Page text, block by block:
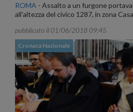
ROMA - Assalto a un furgone
all'altezza del civico 1287, in zona
pubblicato il 01/06/2018 09:45
Cronaca Nazionale